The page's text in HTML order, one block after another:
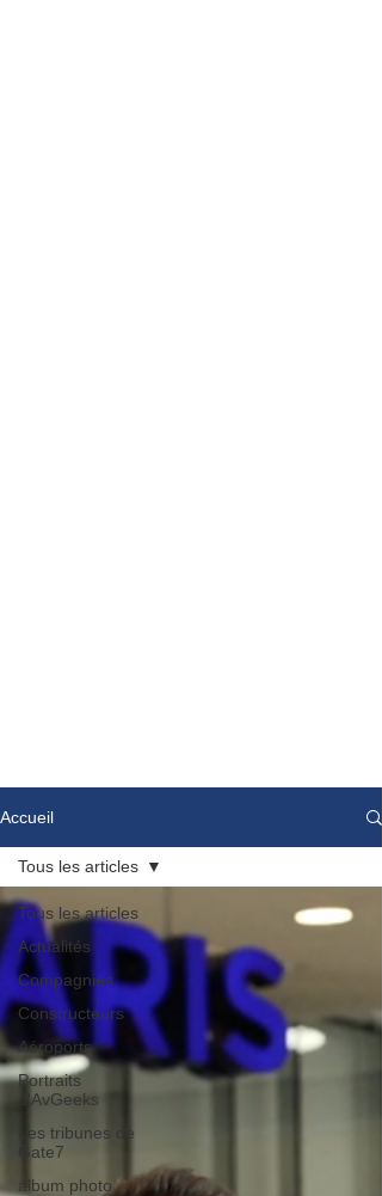
Accueil
Tous les articles
Actualités
Compagnies
Constructeurs
Aéroports
Portraits
d'AvGeeks
Les tribunes de
Gate7
album photo
Tous les articles